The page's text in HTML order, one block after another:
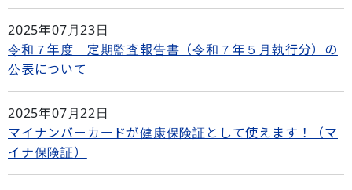
2025年07月23日
令和７年度 定期監査報告書（令和７年５月執行分）の
公表について
2025年07月22日
マイナンバーカードが健康保険証として使えます！（マ
イナ保険証）